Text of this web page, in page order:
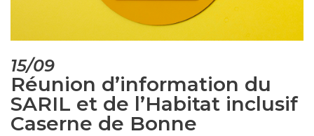
15/09
Réunion d’information du
SARIL et de l’Habitat inclusif
Caserne de Bonne